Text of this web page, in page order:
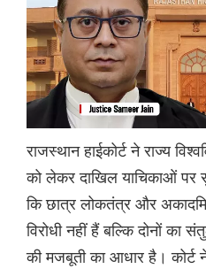
राजस्थान हाईकोर्ट ने राज्य
को लेकर दाखिल याचिकाओं पर
कि छात्र लोकतंत्र और
विरोधी नहीं हैं बल्कि दोनों का
की मजबूती का आधार है।